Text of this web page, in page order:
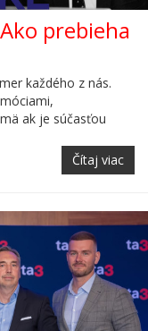
Ako prebieha
každého z nás.
ak je súčasťou
Čítaj viac